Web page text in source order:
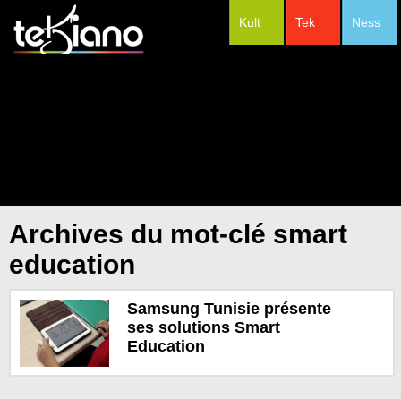
Ness
Tek
Kult
Archives du mot-clé smart
education
Samsung Tunisie présente
ses solutions Smart
Education